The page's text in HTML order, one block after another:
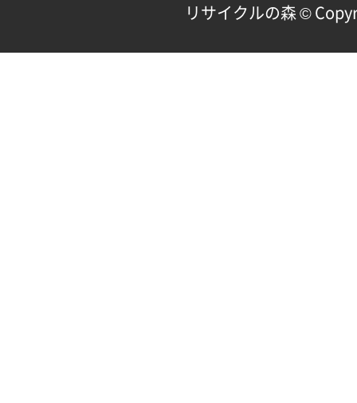
リサイクルの森 ©